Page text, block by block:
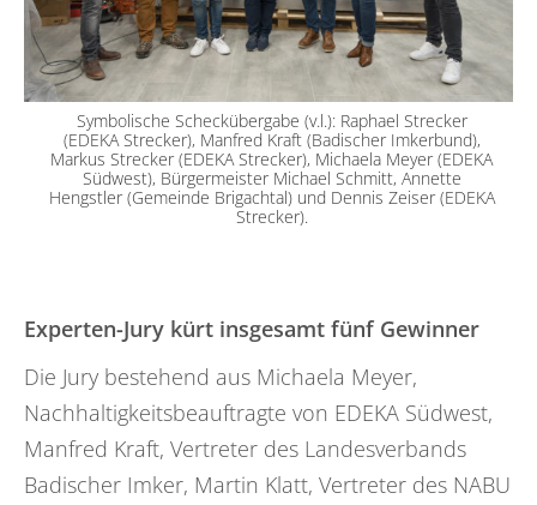
Symbolische Scheckübergabe (v.l.): Raphael Strecker
(EDEKA Strecker), Manfred Kraft (Badischer Imkerbund),
Markus Strecker (EDEKA Strecker), Michaela Meyer (EDEKA
Südwest), Bürgermeister Michael Schmitt, Annette
Hengstler (Gemeinde Brigachtal) und Dennis Zeiser (EDEKA
Strecker).
Experten-Jury kürt insgesamt fünf Gewinner
Die Jury bestehend aus Michaela Meyer,
Nachhaltigkeitsbeauftragte von EDEKA Südwest,
Manfred Kraft, Vertreter des Landesverbands
Badischer Imker, Martin Klatt, Vertreter des NABU